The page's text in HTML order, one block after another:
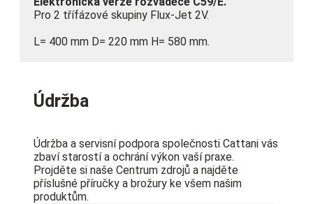
Pro 2 třífázové skupiny Flux-Jet 2V.
L= 400 mm D= 220 mm H= 580 mm.
Údržba
Údržba a servisní podpora společnosti Cattani vás
zbaví starostí a ochrání výkon vaší praxe.
Projděte si naše Centrum zdrojů a najděte
příslušné příručky a brožury ke všem našim
produktům.